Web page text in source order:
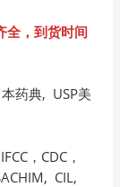
全，到货时间
药典, USP美
，CDC，
CIL,